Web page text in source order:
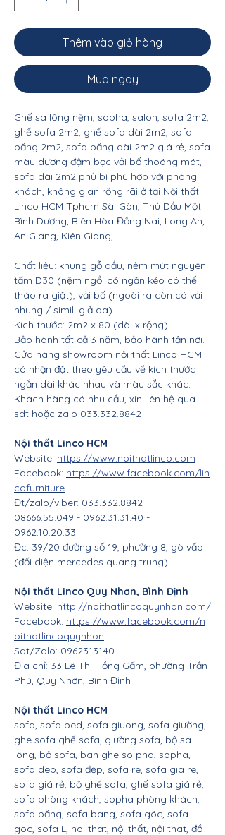
Thêm vào giỏ hàng
Mua ngay
Ghế sa lông nệm, sopha, salon, sofa 2m2,
ghế sofa 2m2, ghế sofa dài 2m2, sofa
băng 2m2, sofa băng dài 2m2 giá rẻ, sofa
màu dương đậm bọc vải bố thoáng mát,
sofa dài 2m2 phủ bì phù hợp với phòng
khách, không gian rộng rãi ở tại Nội thất
Linco HCM Tphcm Sài Gòn, Thủ Dầu Một
Bình Dương, Biên Hòa Đồng Nai, Long An,
An Giang, Kiên Giang,...
Chất liệu: khung gỗ dầu, nệm mút nguyên
tấm D30 (nệm ngồi có ngăn kéo có thể
tháo ra giặt), vải bố (ngoài ra còn có vải
nhung / simili giả da)
Kích thước: 2m2 x 80 (dài x rộng)
Bảo hành tất cả 3 năm, bảo hành tận nơi.
Cửa hàng showroom nội thất Linco HCM
có nhận đặt theo yêu cầu về kích thước
ngắn dài khác nhau và màu sắc khác.
Khách hàng có nhu cầu, xin liên hệ qua
sdt hoặc zalo 033.332.8842
Nội thất Linco HCM
Website: https://www.noithatlinco.com
Facebook: https://www.facebook.com/lin
cofurniture
Đt/zalo/viber: 033.332.8842 -
08666.55.049 - 0962.31.31.40 -
0962.10.20.33
Đc: 39/20 đường số 19, phường 8, gò vấp
(đối diện mercedes quang trung)
Nội thất Linco Quy Nhơn, Bình Định
Website: http://noithatlincoquynhon.com/
Facebook: https://www.facebook.com/n
oithatlincoquynhon
Sdt/Zalo: 0962313140
Địa chỉ: 33 Lê Thị Hồng Gấm, phường Trần
Phú, Quy Nhơn, Bình Định
Nội thất Linco HCM
sofa, sofa bed, sofa giuong, sofa giường,
ghe sofa ghế sofa, giường sofa, bộ sa
lông, bộ sofa, ban ghe so pha, sopha,
sofa dep, sofa đẹp, sofa re, sofa gia re,
sofa giá rẻ, bộ ghế sofa, ghế sofa giá rẻ,
sofa phòng khách, sopha phòng khách,
sofa băng, sofa bang, sofa góc, sofa
goc, sofa L, noi that, nội thất, nội that, đồ